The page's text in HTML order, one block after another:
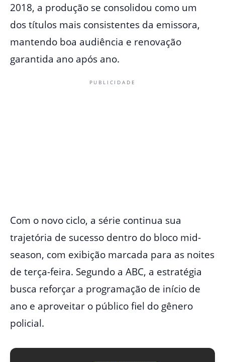
2018, a produção se consolidou como um
dos títulos mais consistentes da emissora,
mantendo boa audiência e renovação
garantida ano após ano.
PUBLICIDADE
Com o novo ciclo, a série continua sua
trajetória de sucesso dentro do bloco mid-
season, com exibição marcada para as noites
de terça-feira. Segundo a ABC, a estratégia
busca reforçar a programação de início de
ano e aproveitar o público fiel do gênero
policial.